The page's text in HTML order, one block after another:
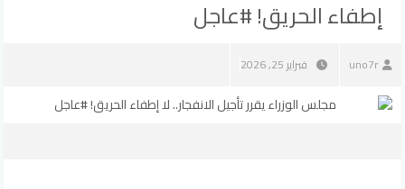
إطفاء الحريق! #عاجل
uno7r فبراير 25, 2026